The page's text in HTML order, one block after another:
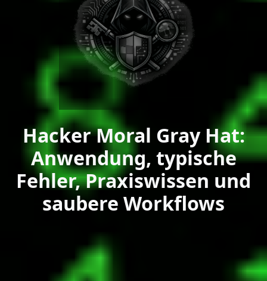
Hacker Moral Gray Hat:
Anwendung, typische
Fehler, Praxiswissen und
saubere Workflows